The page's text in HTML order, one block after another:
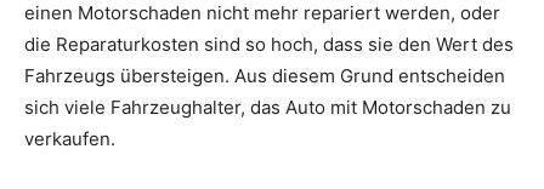
einen Motorschaden nicht mehr repariert werden, oder
die Reparaturkosten sind so hoch, dass sie den Wert des
Fahrzeugs übersteigen. Aus diesem Grund entscheiden
sich viele Fahrzeughalter, das Auto mit Motorschaden zu
verkaufen.